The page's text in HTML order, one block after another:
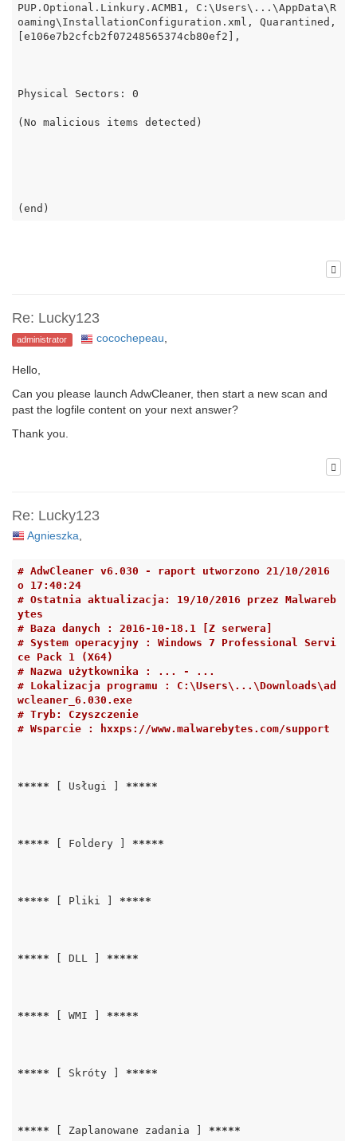
PUP.Optional.Linkury.ACMB1, C:\Users\...\AppData\R
oaming\InstallationConfiguration.xml, Quarantined,
[e106e7b2cfcb2f07248565374cb80ef2],
Physical Sectors: 0
(No malicious items detected)
(end)
Re: Lucky123
administrator cocochepeau,
Hello,
Can you please launch AdwCleaner, then start a new scan and
past the logfile content on your next answer?
Thank you.
Re: Lucky123
Agnieszka
# AdwCleaner v6.030 - raport utworzono 21/10/2016
o 17:40:24
# Ostatnia aktualizacja: 19/10/2016 przez Malwareb
ytes
# Baza danych : 2016-10-18.1 [Z serwera]
# System operacyjny : Windows 7 Professional Servi
ce Pack 1 (X64)
# Nazwa użytkownika : ... - ...
# Lokalizacja programu : C:\Users\...\Downloads\ad
wcleaner_6.030.exe
# Tryb: Czyszczenie
# Wsparcie : hxxps://www.malwarebytes.com/support
***** [ Usługi ] *****
***** [ Foldery ] *****
***** [ Pliki ] *****
***** [ DLL ] *****
***** [ WMI ] *****
***** [ Skróty ] *****
***** [ Zaplanowane zadania ] *****